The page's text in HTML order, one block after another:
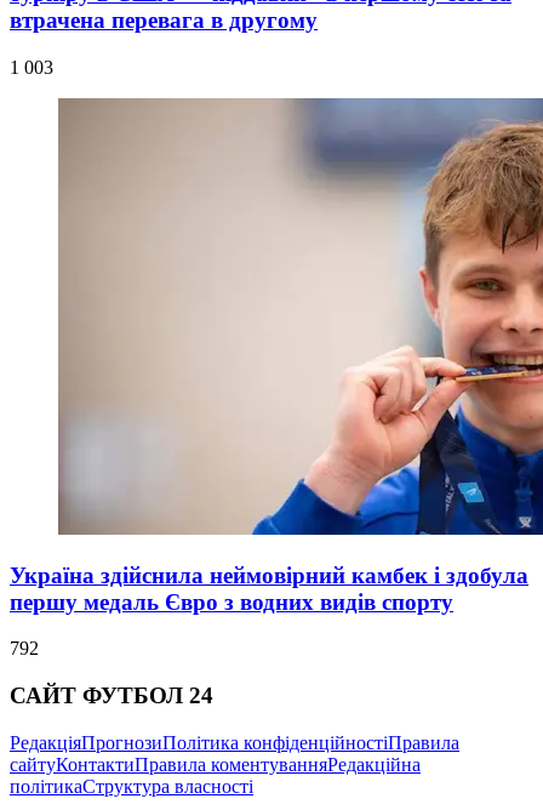
втрачена перевага в другому
1 003
Україна здійснила неймовірний камбек і здобула
першу медаль Євро з водних видів спорту
792
САЙТ ФУТБОЛ 24
РедакціяПрогнозиПолітика конфіденційностіПравила
сайтуКонтактиПравила коментуванняРедакційна
політикаСтруктура власності